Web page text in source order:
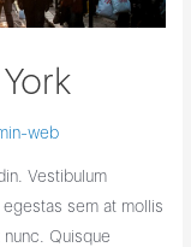
web
Vestibulum
sem at mollis
Quisque